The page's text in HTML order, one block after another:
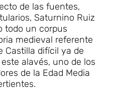
de las fuentes,
Saturnino Ruiz
todo un corpus
medieval referente
Castilla difícil ya de
alavés, uno de los
de la Edad Media